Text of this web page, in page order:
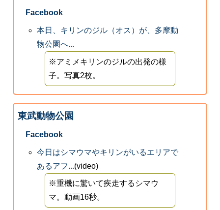
Facebook
本日、キリンのジル（オス）が、多摩動
物公園へ...
※アミメキリンのジルの出発の様
子。写真2枚。
東武動物公園
Facebook
今日はシマウマやキリンがいるエリアで
あるアフ...(video)
※重機に驚いて疾走するシマウ
マ。動画16秒。